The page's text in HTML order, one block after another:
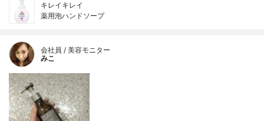
キレイキレイ
薬用泡ハンドソープ
会社員 / 美容モニター
みこ